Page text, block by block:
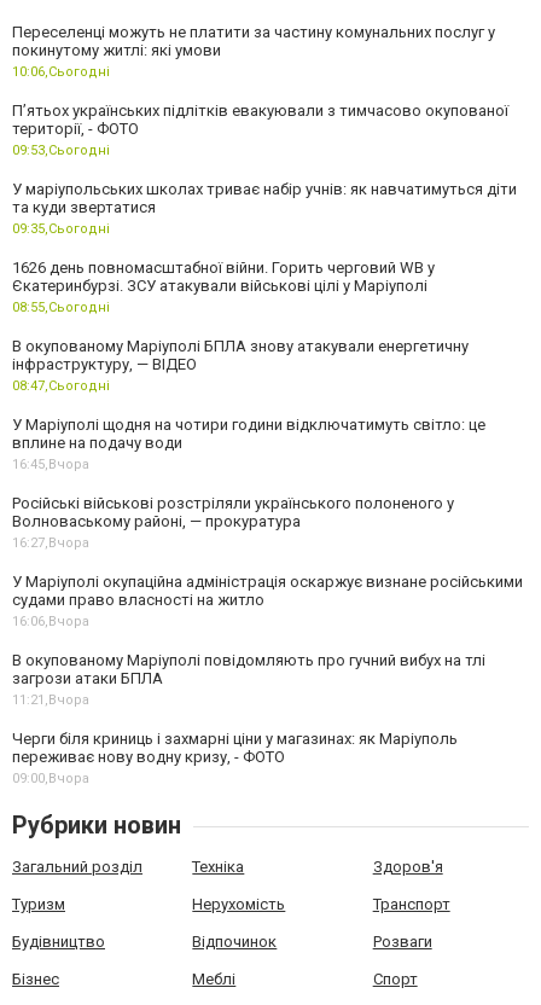
Переселенці можуть не платити за частину комунальних послуг у
покинутому житлі: які умови
10:06,Сьогодні
П’ятьох українських підлітків евакуювали з тимчасово окупованої
території, - ФОТО
09:53,Сьогодні
У маріупольських школах триває набір учнів: як навчатимуться діти
та куди звертатися
09:35,Сьогодні
1626 день повномасштабної війни. Горить черговий WB у
Єкатеринбурзі. ЗСУ атакували військові цілі у Маріуполі
08:55,Сьогодні
В окупованому Маріуполі БПЛА знову атакували енергетичну
інфраструктуру, — ВІДЕО
08:47,Сьогодні
У Маріуполі щодня на чотири години відключатимуть світло: це
вплине на подачу води
16:45,Вчора
Російські військові розстріляли українського полоненого у
Волноваському районі, — прокуратура
16:27,Вчора
У Маріуполі окупаційна адміністрація оскаржує визнане російськими
судами право власності на житло
16:06,Вчора
В окупованому Маріуполі повідомляють про гучний вибух на тлі
загрози атаки БПЛА
11:21,Вчора
Черги біля криниць і захмарні ціни у магазинах: як Маріуполь
переживає нову водну кризу, - ФОТО
09:00,Вчора
Рубрики новин
Загальний розділ Техніка Здоров'я
Туризм Нерухомість Транспорт
Будівництво Відпочинок Розваги
Бізнес Меблі Спорт